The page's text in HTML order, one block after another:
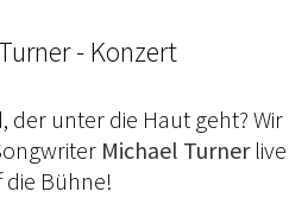
- Konzert
der unter die Haut geht? Wir
Michael Turnerlive
die Bühne!